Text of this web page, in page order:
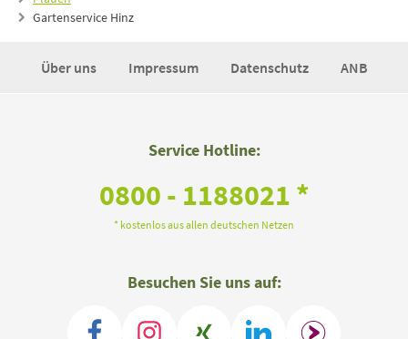
Gartenservice Hinz
Über uns Impressum Datenschutz ANB
Service Hotline:
0800 - 1188021 *
* kostenlos aus allen deutschen Netzen
Besuchen Sie uns auf: